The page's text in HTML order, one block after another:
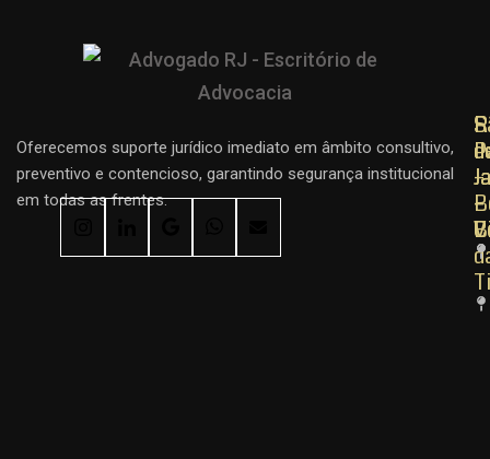
Oferecemos suporte jurídico imediato em âmbito consultivo,
preventivo e contencioso, garantindo segurança institucional
em todas as frentes.
–
–
–